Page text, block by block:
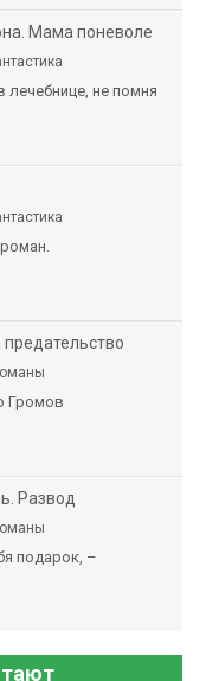
Мама поневоле
лечебнице, не помня
Громов
Развод
подарок, –